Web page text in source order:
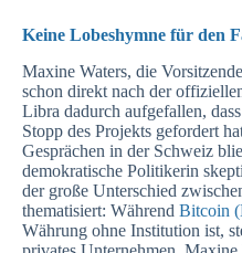
Keine Lobeshymne für den
Maxine Waters, die
schon direkt nach der
Libra dadurch aufgefallen,
Stopp des Projekts gefordert
Gesprächen in der Schweiz
demokratische Politikerin
der große Unterschied
thematisiert: Während Bitcoin
Währung ohne Institution ist,